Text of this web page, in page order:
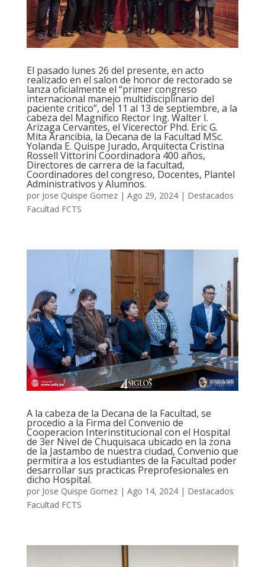
El pasado lunes 26 del presente, en acto
realizado en el salon de honor de rectorado se
lanza oficialmente el “primer congreso
internacional manejo multidisciplinario del
paciente critico”, del 11 al 13 de septiembre, a la
cabeza del Magnifico Rector Ing. Walter I.
Arizaga Cervantes, el Vicerector Phd. Eric G.
Mita Arancibia, la Decana de la Facultad MSc.
Yolanda E. Quispe Jurado, Arquitecta Cristina
Rossell Vittorini Coordinadora 400 años,
Directores de carrera de la facultad,
Coordinadores del congreso, Docentes, Plantel
Administrativos y Alumnos.
por Jose Quispe Gomez| Ago 29, 2024| Destacados
Facultad FCTS
A la cabeza de la Decana de la Facultad, se
procedio a la Firma del Convenio de
Cooperacion Interinstitucional con el Hospital
de 3er Nivel de Chuquisaca ubicado en la zona
de la Jastambo de nuestra ciudad, Convenio que
permitira a los estudiantes de la Facultad poder
desarrollar sus practicas Preprofesionales en
dicho Hospital.
por Jose Quispe Gomez| Ago 14, 2024| Destacados
Facultad FCTS